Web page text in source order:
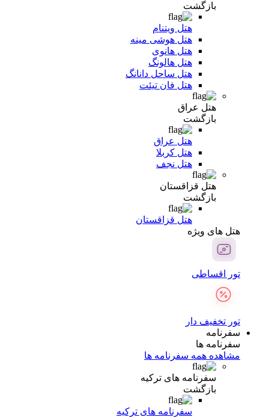
بازگشت
هتل ویتنام
هتل هوشی مینه
هتل هانوی
هتل هالونگ
هتل ساحل دانانگ
هتل فان تیئت
هتل عراق
بازگشت
هتل عراق
هتل کربلا
هتل نجف
هتل قزاقستان
بازگشت
هتل قزاقستان
هتل های ویژه
تور اقساطی
تور تخفیف دار
سفرنامه
سفرنامه ها
مشاهده همه سفرنامه ها
سفرنامه های ترکیه
بازگشت
سفرنامه های ترکیه